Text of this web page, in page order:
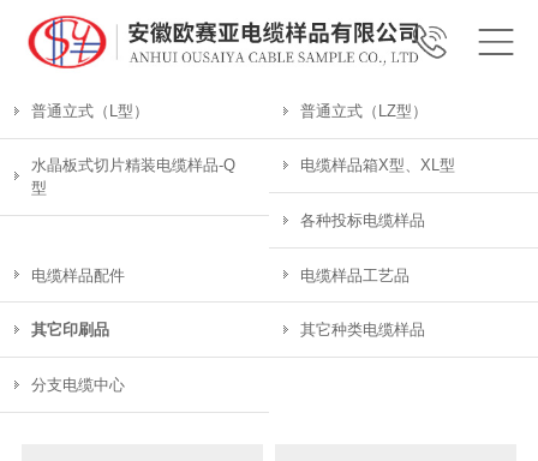
普通立式（L型） 普通立式（LZ型）
水晶板式切片精装电缆样品-Q
型
电缆样品箱X型、XL型
各种投标电缆样品
电缆样品配件 电缆样品工艺品
其它印刷品 其它种类电缆样品
分支电缆中心